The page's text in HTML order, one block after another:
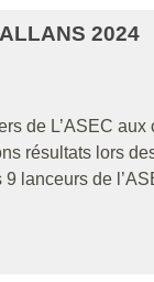
2024
de L’ASEC
résultats lors
lanceurs de